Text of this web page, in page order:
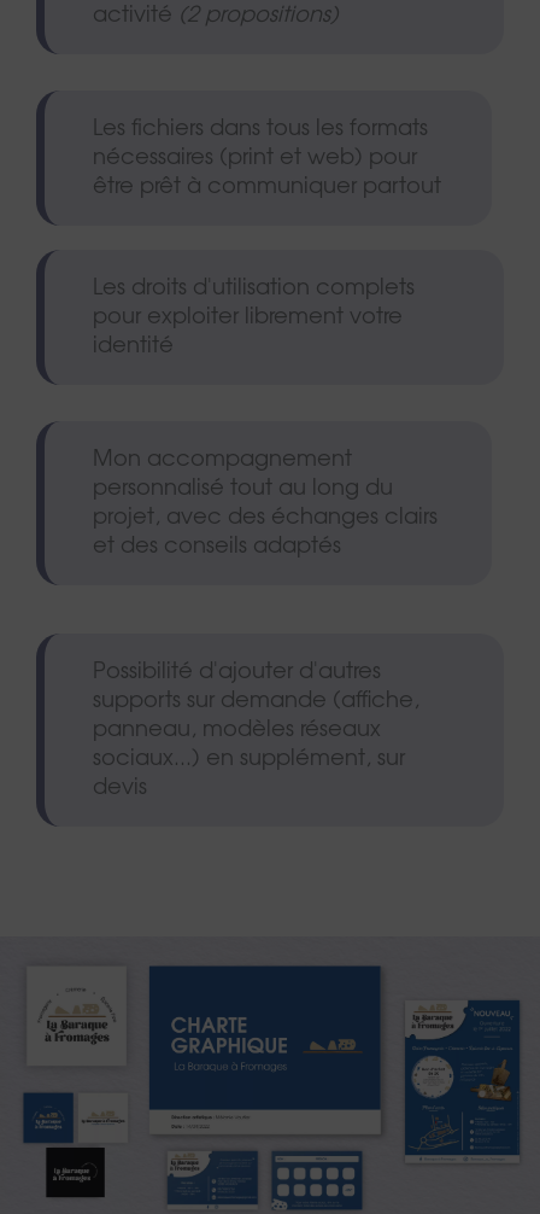
activité (2 propositions)
Les fichiers dans tous les formats
nécessaires (print et web) pour
être prêt à communiquer partout
Les droits d'utilisation complets
pour exploiter librement votre
identité
Mon accompagnement
personnalisé tout au long du
projet, avec des échanges clairs
et des conseils adaptés
Possibilité d'ajouter d'autres
supports sur demande (affiche,
panneau, modèles réseaux
sociaux...) en supplément, sur
devis